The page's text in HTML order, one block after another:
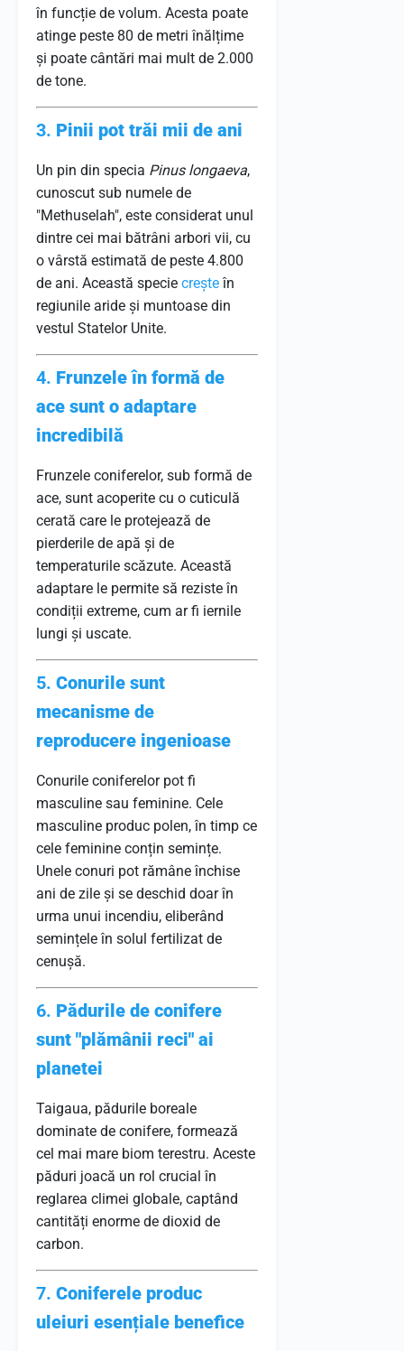
în funcție de volum. Acesta poate
atinge peste 80 de metri înălțime
și poate cântări mai mult de 2.000
de tone.
3. Pinii pot trăi mii de ani
Un pin din specia Pinus longaeva,
cunoscut sub numele de
"Methuselah", este considerat unul
dintre cei mai bătrâni arbori vii, cu
o vârstă estimată de peste 4.800
de ani. Această specie creșteîn
regiunile aride și muntoase din
vestul Statelor Unite.
4. Frunzele în formă de
ace sunt o adaptare
incredibilă
Frunzele coniferelor, sub formă de
ace, sunt acoperite cu o cuticulă
cerată care le protejează de
pierderile de apă și de
temperaturile scăzute. Această
adaptare le permite să reziste în
condiții extreme, cum ar fi iernile
lungi și uscate.
5. Conurile sunt
mecanisme de
reproducere ingenioase
Conurile coniferelor pot fi
masculine sau feminine. Cele
masculine produc polen, în timp ce
cele feminine conțin semințe.
Unele conuri pot rămâne închise
ani de zile și se deschid doar în
urma unui incendiu, eliberând
semințele în solul fertilizat de
cenușă.
6. Pădurile de conifere
sunt "plămânii reci" ai
planetei
Taigaua, pădurile boreale
dominate de conifere, formează
cel mai mare biom terestru. Aceste
păduri joacă un rol crucial în
reglarea climei globale, captând
cantități enorme de dioxid de
carbon.
7. Coniferele produc
uleiuri esențiale benefice